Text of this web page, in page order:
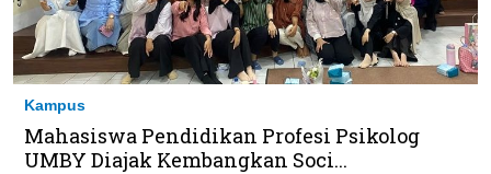
Kampus
Mahasiswa Pendidikan Profesi Psikolog
UMBY Diajak Kembangkan Soci...